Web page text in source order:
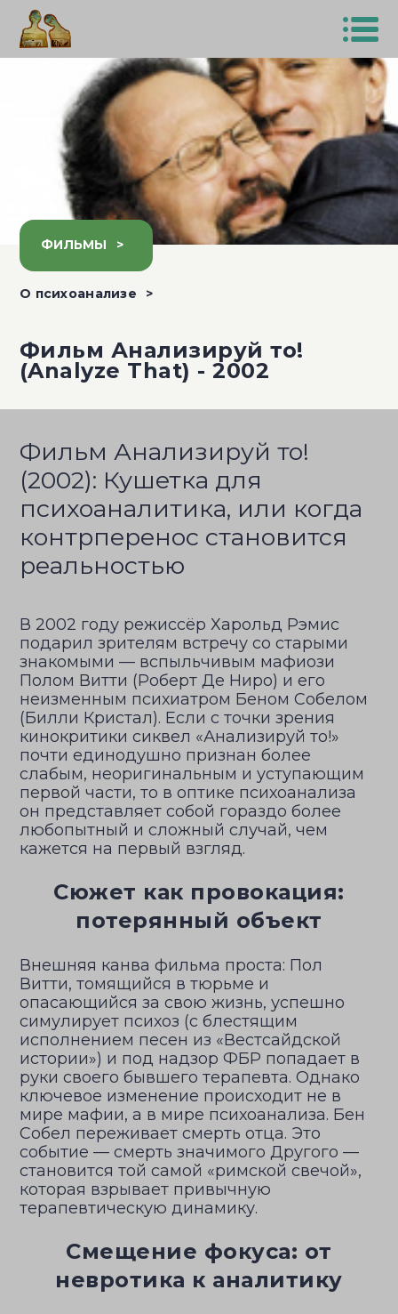
О психоанализе
ФИЛЬМЫ
Фильм Анализируй то!
(Analyze That) - 2002
Фильм Анализируй то!
(2002): Кушетка для
психоаналитика, или когда
контрперенос становится
реальностью
В 2002 году режиссёр Харольд Рэмис
подарил зрителям встречу со старыми
знакомыми — вспыльчивым мафиози
Полом Витти (Роберт Де Ниро) и его
неизменным психиатром Беном Собелом
(Билли Кристал). Если с точки зрения
кинокритики сиквел «Анализируй то!»
почти единодушно признан более
слабым, неоригинальным и уступающим
первой части, то в оптике психоанализа
он представляет собой гораздо более
любопытный и сложный случай, чем
кажется на первый взгляд.
Сюжет как провокация:
потерянный объект
Внешняя канва фильма проста: Пол
Витти, томящийся в тюрьме и
опасающийся за свою жизнь, успешно
симулирует психоз (с блестящим
исполнением песен из «Вестсайдской
истории») и под надзор ФБР попадает в
руки своего бывшего терапевта. Однако
ключевое изменение происходит не в
мире мафии, а в мире психоанализа. Бен
Собел переживает смерть отца. Это
событие — смерть значимого Другого —
становится той самой «римской свечой»,
которая взрывает привычную
терапевтическую динамику.
Смещение фокуса: от
невротика к аналитику